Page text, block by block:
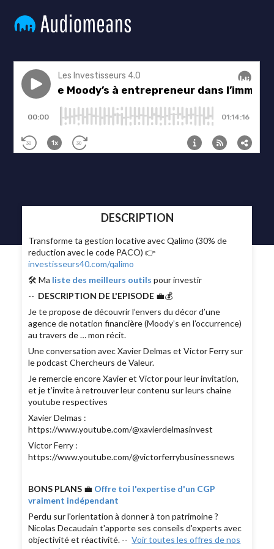
DESCRIPTION
Transforme ta gestion locative avec Qalimo (30% de
reduction avec le code PACO) 👉
investisseurs40.com/qalimo
🛠 Ma liste des meilleurs outils pour investir
-- DESCRIPTION DE L'EPISODE 💼💰
Je te propose de découvrir l’envers du décor d’une
agence de notation financière (Moody’s en l’occurrence)
au travers de … mon récit.
Une conversation avec Xavier Delmas et Victor Ferry sur
le podcast Chercheurs de Valeur.
Je remercie encore Xavier et Victor pour leur invitation,
et je t’invite à retrouver leur contenu sur leurs chaine
youtube respectives
Xavier Delmas :
https://www.youtube.com/@xavierdelmasinvest
Victor Ferry :
https://www.youtube.com/@victorferrybusinessnews
BONS PLANS 💼 Offre toi l'expertise d'un CGP
vraiment indépendant
Perdu sur l'orientation à donner à ton patrimoine ?
Nicolas Decaudain t'apporte ses conseils d'experts avec
objectivité et réactivité. --Voir toutes les offres de nos